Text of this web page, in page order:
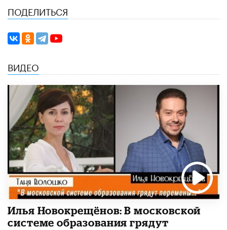
ПОДЕЛИТЬСЯ
ВИДЕО
Илья Новокрещёнов: В московской
системе образования грядут